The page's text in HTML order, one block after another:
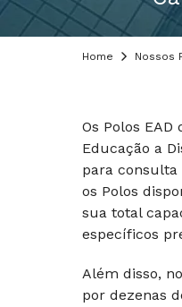
Home Nossos
Os Polos
Educação a
para
os Polos
sua total
específicos
Além disso,
por dezenas